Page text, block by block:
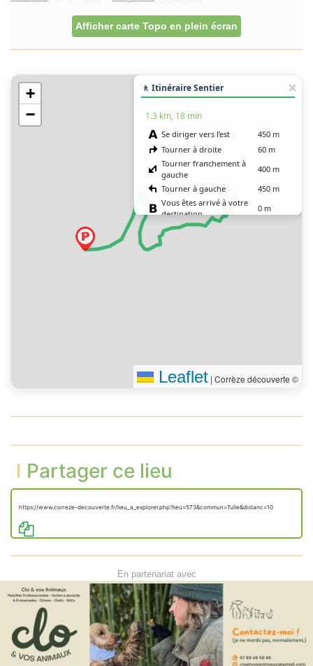
Afficher carte Topo en plein écran
+
−
🚶 Itinéraire Sentier
1.3 km, 18 min
Se diriger vers l’est
450 m
Tourner à droite
60 m
Tourner franchement à
gauche
400 m
Tourner à gauche
450 m
Vous êtes arrivé à votre
destination
0 m
Leaflet | Corrèze découverte ©
Partager ce lieu
https://www.correze-decouverte.fr/lieu_a_explorer.php?lieu=573&commun=Tulle&distanc=10
En partenariat avec